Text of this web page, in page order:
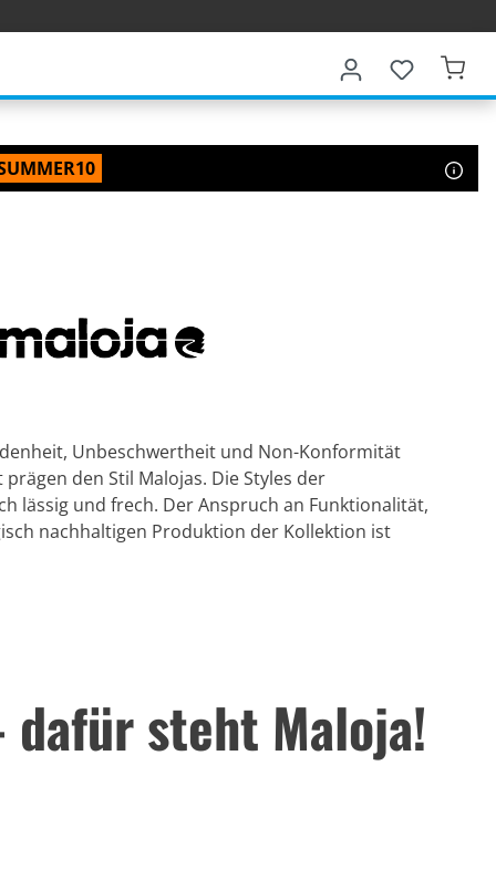
Unbeschwertheit und Non-Konformität
den Stil Malojas. Die Styles der
lässig und frech. Der Anspruch an Funktionalität,
nachhaltigen Produktion der Kollektion ist
steht Maloja!